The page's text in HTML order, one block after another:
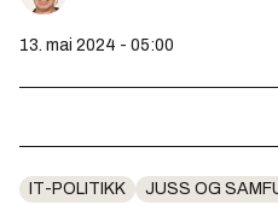
13. mai 2024 - 05:00
IT-POLITIKK JUSS OG